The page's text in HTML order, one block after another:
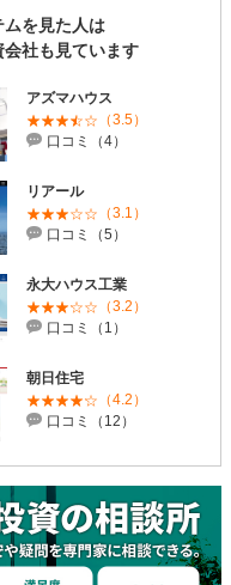
を見た人は
社も見ています
アズマハウス
（3.5）
口コミ（4）
リアール
（3.1）
口コミ（5）
永大ハウス工業
（3.2）
口コミ（1）
朝日住宅
（4.2）
口コミ（12）